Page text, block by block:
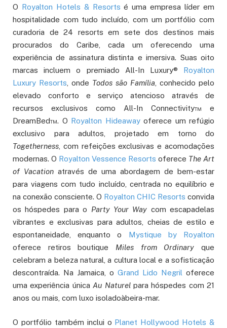
O Royalton Hotels & Resorts é uma empresa líder em
hospitalidade com tudo incluído, com um portfólio com
curadoria de 24 resorts em sete dos destinos mais
procurados do Caribe, cada um oferecendo uma
experiência de assinatura distinta e imersiva. Suas oito
marcas incluem o premiado All-In Luxury® Royalton
Luxury Resorts , onde Todos são Família , conhecido pelo
elevado conforto e serviço atencioso através de
recursos exclusivos como All-In Connectivity™ e
DreamBed™. O Royalton Hideawayoferece um refúgio
exclusivo para adultos, projetado em torno do
Togetherness , com refeições exclusivas e acomodações
modernas. O Royalton Vessence Resorts oferece The Art
of Vacation através de uma abordagem de bem-estar
para viagens com tudo incluído, centrada no equilíbrio e
na conexão consciente. O Royalton CHIC Resorts convida
os hóspedes para o Party Your Way com escapadelas
vibrantes e exclusivas para adultos, cheias de estilo e
espontaneidade, enquanto o Mystique by Royalton
oferece retiros boutique Miles from Ordinary que
celebram a beleza natural, a cultura local e a sofisticação
descontraída. Na Jamaica, o Grand Lido Negril oferece
uma experiência únicaAu Naturelpara hóspedes com 21
anos ou mais, com luxo isoladoàbeira-mar.
O portfólio também inclui o Planet Hollywood Hotels &